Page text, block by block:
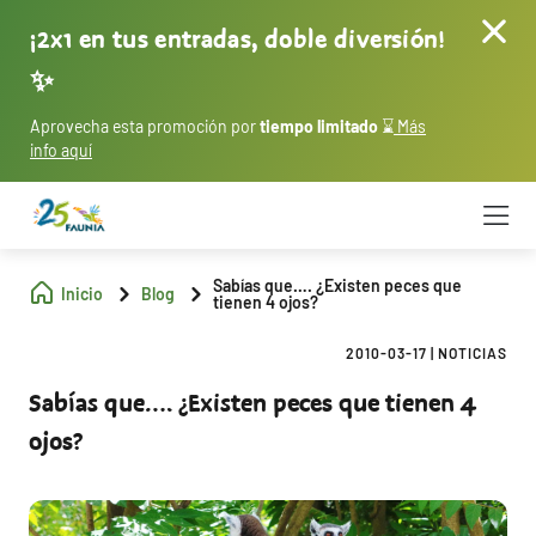
¡2x1 en tus entradas, doble diversión!
✨
Aprovecha esta promoción portiempo limitado ⌛ Más
info aquí
Inicio Blog
Sabías que…. ¿Existen peces que
tienen 4 ojos?
2010-03-17 NOTICIAS
Sabías que…. ¿Existen peces que tienen 4
ojos?